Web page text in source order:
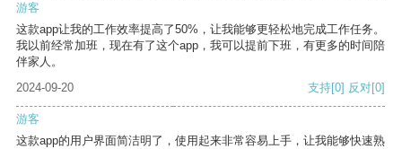
游客
这款app让我的工作效率提高了50%，让我能够更轻松地完成工作任务。
我以前经常加班，现在有了这个app，我可以提前下班，有更多的时间陪
伴家人。
2024-09-20
支持[0] 反对[0]
游客
这款app的用户界面简洁明了，使用起来非常容易上手，让我能够快速熟